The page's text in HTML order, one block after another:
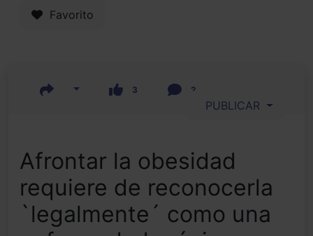
Favorito
3 2
PUBLICAR
Afrontar la obesidad
requiere de reconocerla
`legalmente´ como una